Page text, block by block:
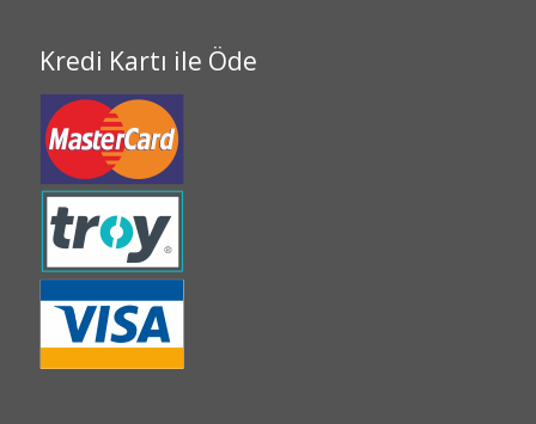
Kredi Kartı ile Öde